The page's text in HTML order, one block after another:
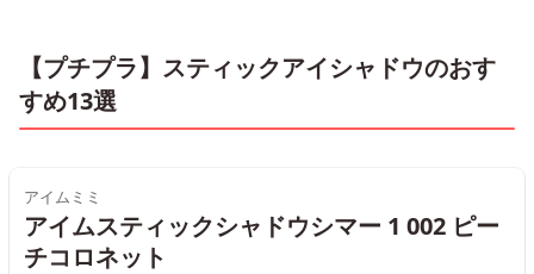
【プチプラ】スティックアイシャドウのおす
すめ13選
アイムミミ
アイムスティックシャドウシマー 1 002 ピー
チコロネット